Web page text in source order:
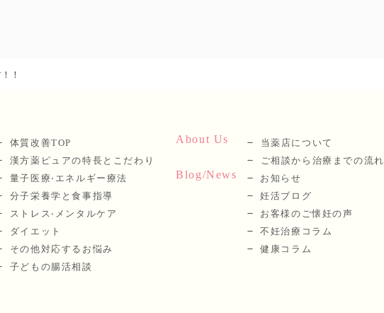
！
体質改善TOP
漢⽅薬ピュアの特長とこだわり
量⼦医療‧エネルギー療法
分⼦栄養学と⾷事指導
ストレス‧メンタルケア
ダイエット
その他対応するお悩み
子どもの腸活相談
About Us
当薬店について
ご相談から治療までの流れ
Blog/News
お知らせ
妊活ブログ
お客様のご懐妊の声
不妊治療コラム
健康コラム